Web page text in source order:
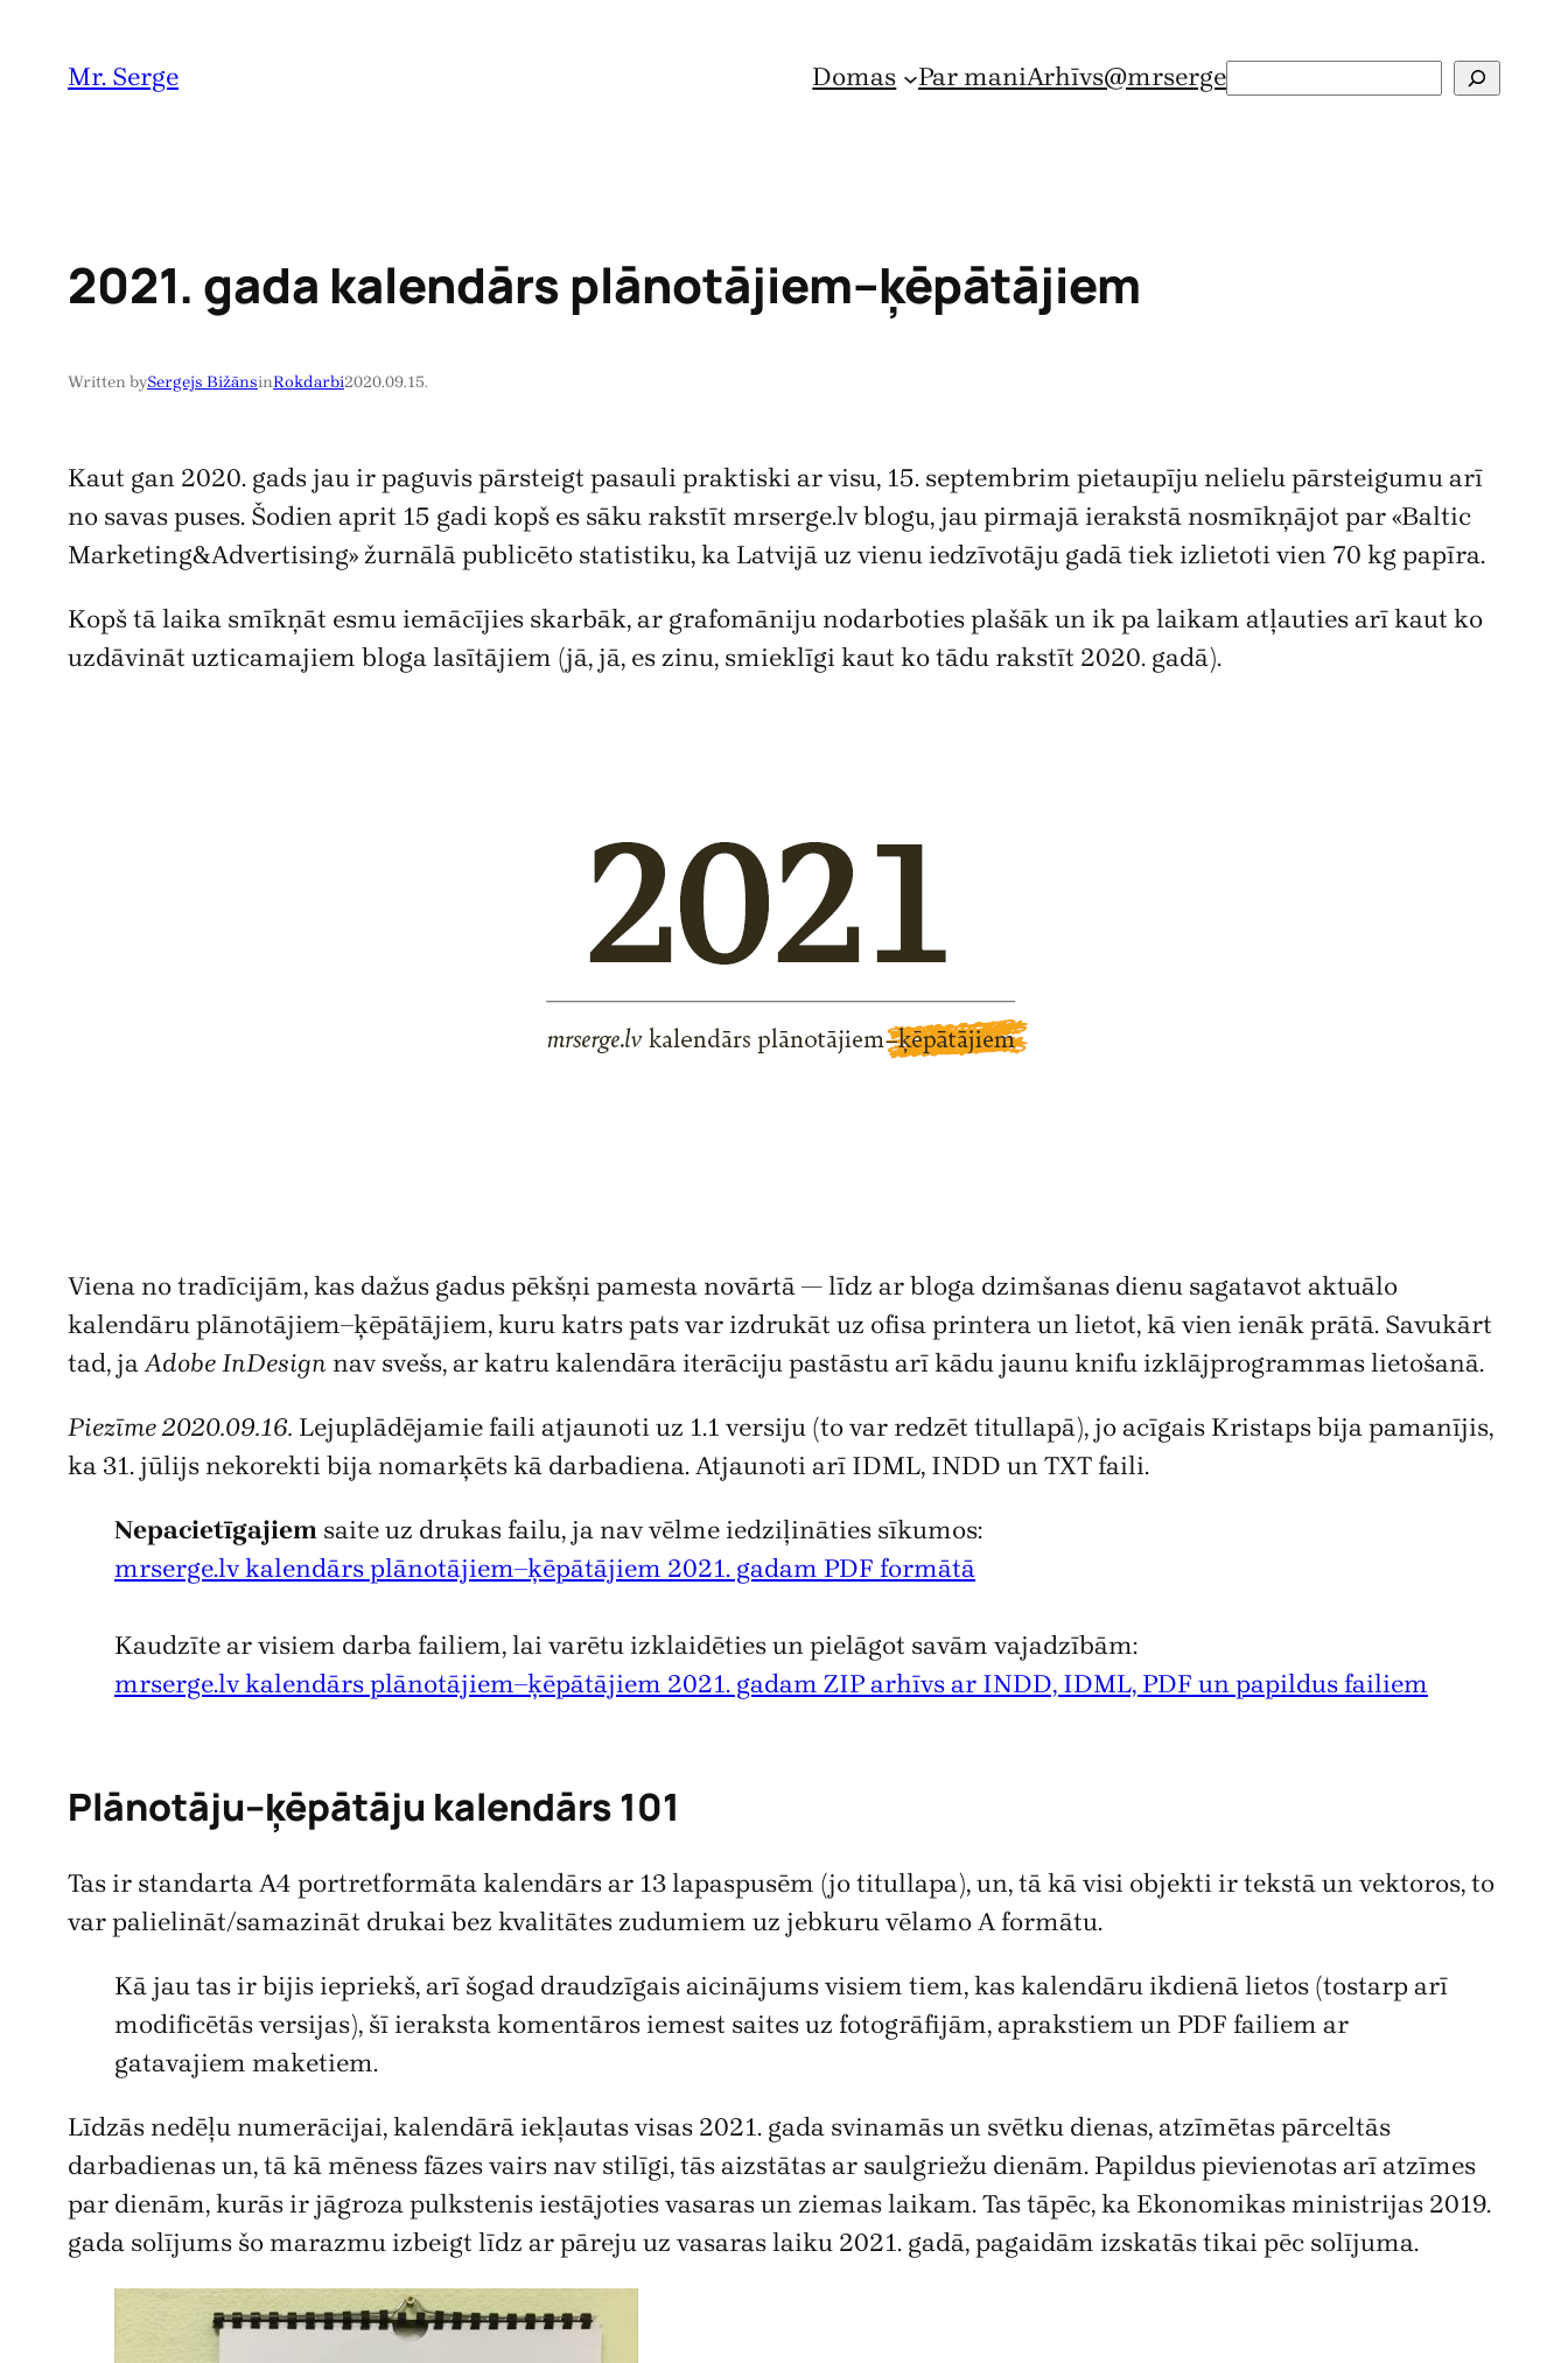
Mr. Serge Domas Par maniArhīvs@mrsergeSearch
2021. gada kalendārs plānotājiem–ķēpātājiem
Written bySergejs BižānsinRokdarbi2020.09.15.
Kaut gan 2020. gads jau ir paguvis pārsteigt pasauli praktiski ar visu, 15. septembrim pietaupīju nelielu pārsteigumu arī
no savas puses. Šodien aprit 15 gadi kopš es sāku rakstīt mrserge.lv blogu, jau pirmajā ierakstā nosmīkņājot par «Baltic
Marketing&Advertising» žurnālā publicēto statistiku, ka Latvijā uz vienu iedzīvotāju gadā tiek izlietoti vien 70 kg papīra.
Kopš tā laika smīkņāt esmu iemācījies skarbāk, ar grafomāniju nodarboties plašāk un ik pa laikam atļauties arī kaut ko
uzdāvināt uzticamajiem bloga lasītājiem (jā, jā, es zinu, smieklīgi kaut ko tādu rakstīt 2020. gadā).
Viena no tradīcijām, kas dažus gadus pēkšņi pamesta novārtā — līdz ar bloga dzimšanas dienu sagatavot aktuālo
kalendāru plānotājiem–ķēpātājiem, kuru katrs pats var izdrukāt uz ofisa printera un lietot, kā vien ienāk prātā. Savukārt
tad, jaAdobe InDesign nav svešs, ar katru kalendāra iterāciju pastāstu arī kādu jaunu knifu izklājprogrammas lietošanā.
Piezīme 2020.09.16. Lejuplādējamie faili atjaunoti uz 1.1 versiju (to var redzēt titullapā), jo acīgais Kristaps bija pamanījis,
ka 31. jūlijs nekorekti bija nomarķēts kā darbadiena. Atjaunoti arī IDML, INDD un TXT faili.
Nepacietīgajiem saite uz drukas failu, ja nav vēlme iedziļināties sīkumos:
mrserge.lv kalendārs plānotājiem–ķēpātājiem 2021. gadam PDF formātā
Kaudzīte ar visiem darba failiem, lai varētu izklaidēties un pielāgot savām vajadzībām:
mrserge.lv kalendārs plānotājiem–ķēpātājiem 2021. gadam ZIP arhīvs ar INDD, IDML, PDF un papildus failiem
Plānotāju–ķēpātāju kalendārs 101
Tas ir standarta A4 portretformāta kalendārs ar 13 lapaspusēm (jo titullapa), un, tā kā visi objekti ir tekstā un vektoros, to
var palielināt/samazināt drukai bez kvalitātes zudumiem uz jebkuru vēlamo A formātu.
Kā jau tas ir bijis iepriekš, arī šogad draudzīgais aicinājums visiem tiem, kas kalendāru ikdienā lietos (tostarp arī
modificētās versijas), šī ieraksta komentāros iemest saites uz fotogrāfijām, aprakstiem un PDF failiem ar
gatavajiem maketiem.
Līdzās nedēļu numerācijai, kalendārā iekļautas visas 2021. gada svinamās un svētku dienas, atzīmētas pārceltās
darbadienas un, tā kā mēness fāzes vairs nav stilīgi, tās aizstātas ar saulgriežu dienām. Papildus pievienotas arī atzīmes
par dienām, kurās ir jāgroza pulkstenis iestājoties vasaras un ziemas laikam. Tas tāpēc, ka Ekonomikas ministrijas 2019.
gada solījums šo marazmu izbeigt līdz ar pāreju uz vasaras laiku 2021. gadā, pagaidām izskatās tikai pēc solījuma.